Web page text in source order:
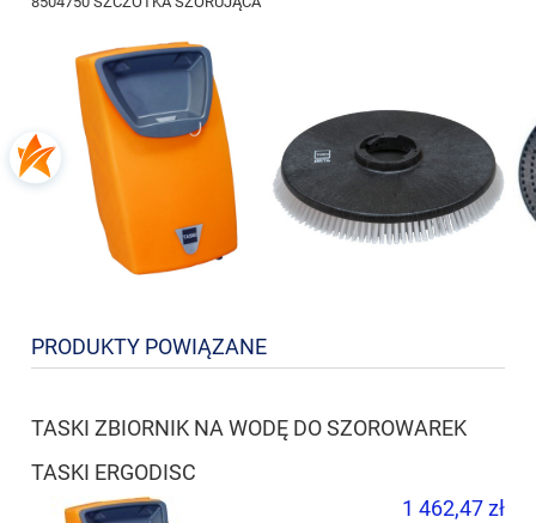
PRODUKTY POWIĄZANE
TASKI ZBIORNIK NA WODĘ DO SZOROWAREK
TASKI ERGODISC
1 462,47 zł